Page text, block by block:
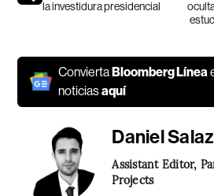
la investidura presidencial
ConviertaBloomberg Línea
noticiasaquí
Daniel
Assistant Editor,
Projects